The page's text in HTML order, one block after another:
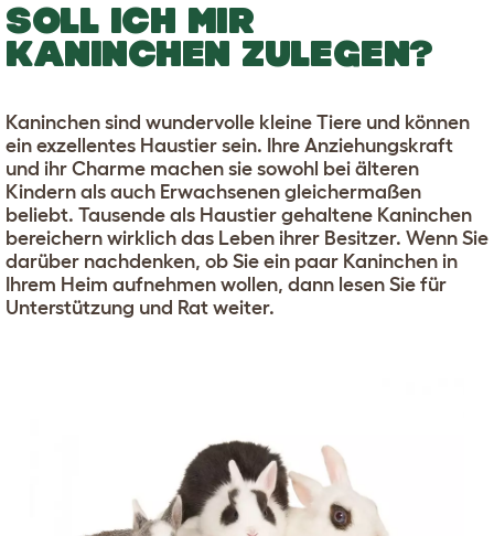
SOLL ICH MIR
KANINCHEN ZULEGEN?
Kaninchen sind wundervolle kleine Tiere und können
ein exzellentes Haustier sein. Ihre Anziehungskraft
und ihr Charme machen sie sowohl bei älteren
Kindern als auch Erwachsenen gleichermaßen
beliebt. Tausende als Haustier gehaltene Kaninchen
bereichern wirklich das Leben ihrer Besitzer. Wenn Sie
darüber nachdenken, ob Sie ein paar Kaninchen in
Ihrem Heim aufnehmen wollen, dann lesen Sie für
Unterstützung und Rat weiter.